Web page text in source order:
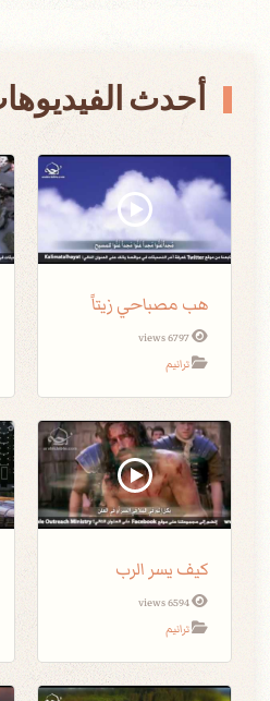
أحدث
هب مصباحي زيتاً
6797 views
ترانيم
كيف يسر الرب
6594 views
ترانيم